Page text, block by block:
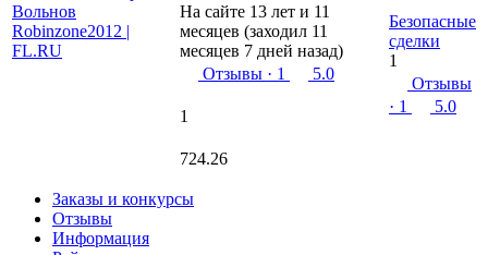
На сайте 13 лет и 11
месяцев (заходил 11
месяцев 7 дней назад)
Отзывы · 1 5.0
1
724.26
Безопасные
сделки
1
Отзывы
· 1
5.0
Заказы и конкурсы
Отзывы
Информация